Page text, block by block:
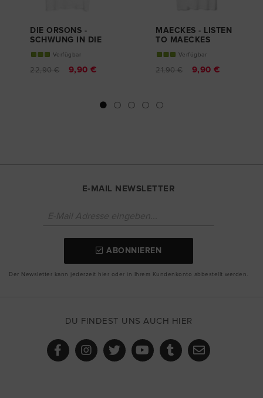
DIE ORSONS -
SCHWUNG IN DIE
GIRL-SHIRT
Verfügbar
22,90 € 9,90 €
MAECKES - LISTEN
TO MAECKES
HERRENVerfügbar
21,90 € 9,90 €
E-MAIL NEWSLETTER
ABONNIEREN
Der Newsletter kann jederzeit hier oder in Ihrem Kundenkonto abbestellt werden.
DU FINDEST UNS AUCH HIER